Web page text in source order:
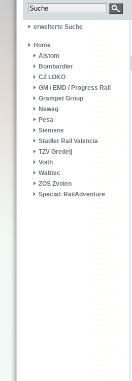
erweiterte Suche
Home
Alstom
Bombardier
CZ LOKO
GM / EMD / Progress Rail
Grampet Group
Newag
Pesa
Siemens
Stadler Rail Valencia
TZV Gredelj
Voith
Wabtec
ZOS Zvolen
Special: RailAdventure